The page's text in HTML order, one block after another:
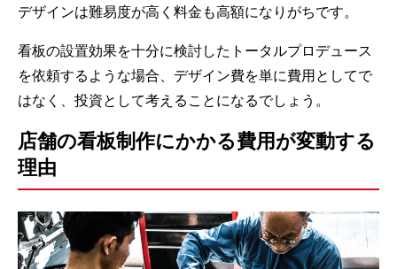
デザインは難易度が高く料金も高額になりがちです。
看板の設置効果を十分に検討したトータルプロデュース
を依頼するような場合、デザイン費を単に費用としてで
はなく、投資として考えることになるでしょう。
店舗の看板制作にかかる費用が変動する
理由